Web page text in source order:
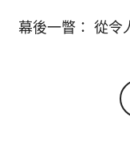
幕後一瞥： 從令